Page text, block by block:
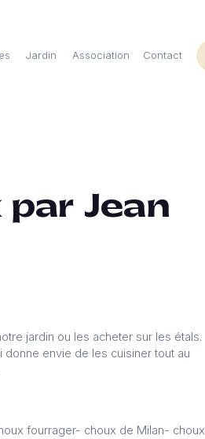
Jardin Association Contact
Jean
jardin ou les acheter sur les étals.
envie de les cuisiner tout au
fourrager- choux de Milan- choux